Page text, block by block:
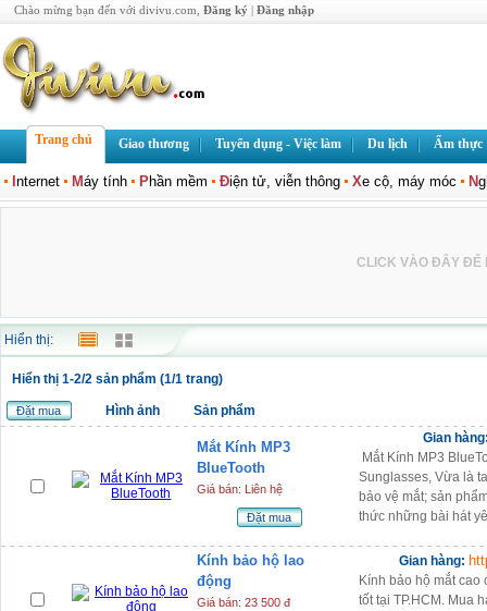
Chào mừng bạn đến với divivu.com, Đăng ký | Đăng nhập
Trang chủ Giao thương Tuyển dụng - Việc làm Du lịch Ẩm thực
nternet Máy tính Phần mềm Điện tử, viễn thông Xe cộ, máy móc N
CLICK VÀO ĐÂY ĐỂ
Hiển thị:
Hiển thị 1-2/2 sản phẩm (1/1 trang)
Đặt mua Hình ảnh Sản phẩm
Mắt Kính MP3
BlueTooth
Giá bán: Liên hệ
Đặt mua
Gian
Mắt Kính MP3
Sunglasses, Vừa là
bảo vệ mắt; sản
thức những bài hát
Kính bảo hộ lao
động
Giá bán: 23 500 đ
Gian hàng:
Kính bảo hộ mắt
tốt tại TP.HCM. Mua